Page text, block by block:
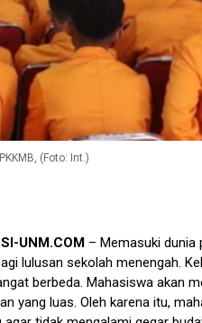
(Foto: Int.)
UNM.COM – Memasuki dunia
lulusan sekolah menengah.
berbeda. Mahasiswa akan
yang luas. Oleh karena itu,